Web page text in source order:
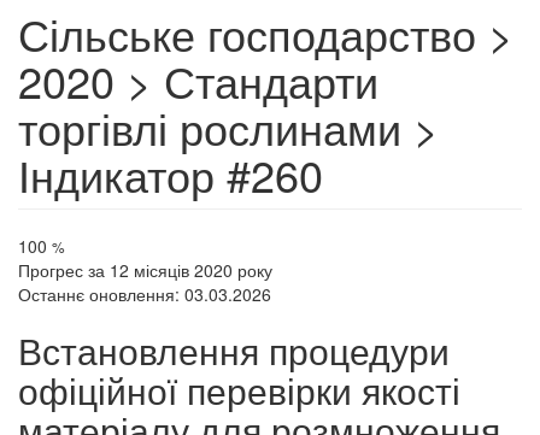
Сільське господарство >
2020 > Стандарти
торгівлі рослинами >
Індикатор #260
100 %
Прогрес за 12 місяців 2020 року
Останнє оновлення: 03.03.2026
Встановлення процедури
офіційної перевірки якості